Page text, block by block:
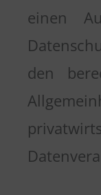
einen
den